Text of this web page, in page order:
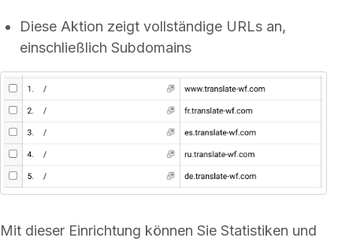
Diese Aktion zeigt vollständige URLs an,
einschließlich Subdomains
Mit dieser Einrichtung können Sie Statistiken und